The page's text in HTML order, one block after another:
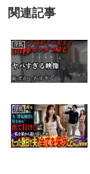
関連記事
浮気
浮気